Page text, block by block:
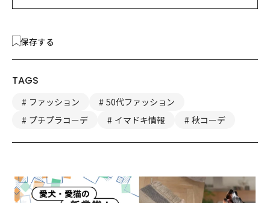
保存する
TAGS
ファッション
50代ファッション
プチプラコーデ
イマドキ情報 秋コーデ